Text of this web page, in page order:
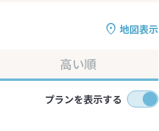
地図表示
高い順
プランを表示する